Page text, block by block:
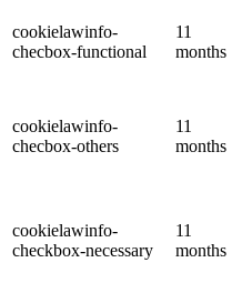
cookielawinfo-
checbox-functional
11
months
cookielawinfo-
checbox-others
11
months
cookielawinfo-
checkbox-necessary
11
months